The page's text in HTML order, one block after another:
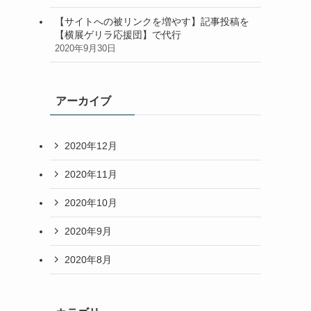
【サイトへの被リンクを増やす】記事投稿を
【横展ゲリラ応援団】で代行
2020年9月30日
アーカイブ
2020年12月
2020年11月
2020年10月
2020年9月
2020年8月